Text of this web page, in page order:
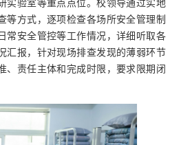
实验室等重点点位。校领导通过实地
等方式，逐项检查各场所安全管理制
常安全管控等工作情况，详细听取各
汇报，针对现场排查发现的薄弱环节
、责任主体和完成时限，要求限期闭